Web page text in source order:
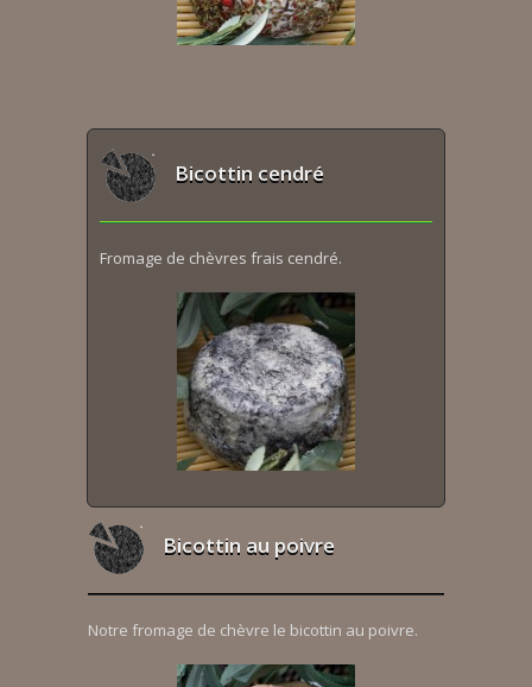
Bicottin cendré
Fromage de chèvres frais cendré.
Bicottin au poivre
Notre fromage de chèvre le bicottin au poivre.